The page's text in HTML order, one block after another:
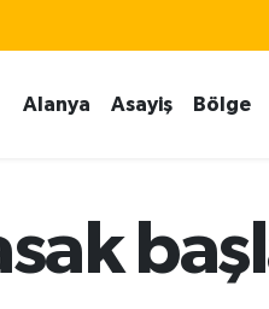
Alanya Asayiş Bölge